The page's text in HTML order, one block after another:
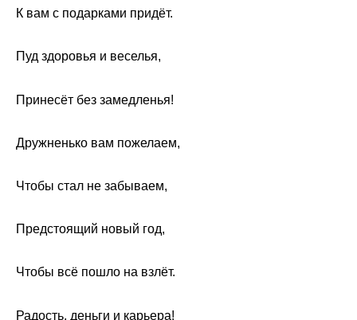
К вам с подарками придёт.
Пуд здоровья и веселья,
Принесёт без замедленья!
Дружненько вам пожелаем,
Чтобы стал не забываем,
Предстоящий новый год,
Чтобы всё пошло на взлёт.
Радость, деньги и карьера!